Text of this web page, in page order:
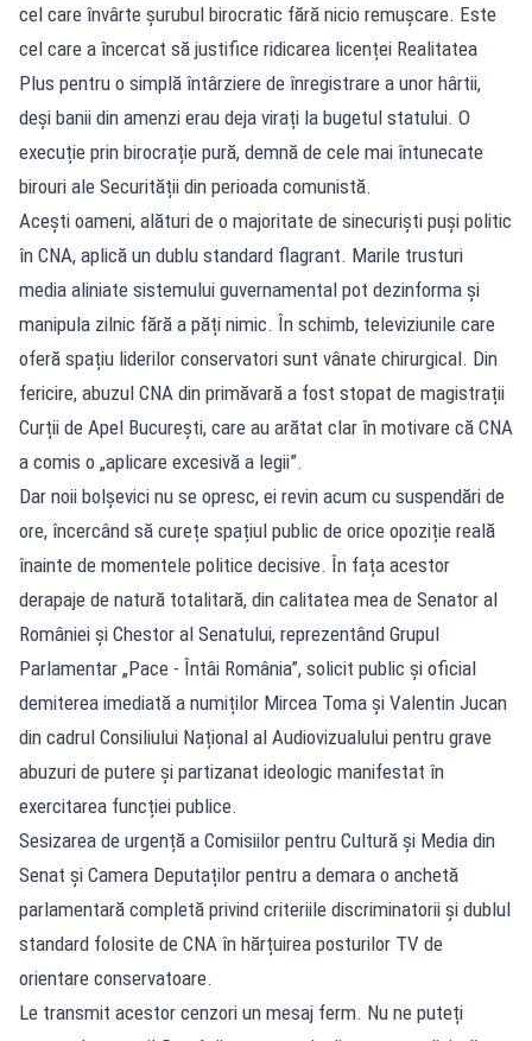
cel care învârte șurubul birocratic fără nicio remușcare. Este
cel care a încercat să justifice ridicarea licenței Realitatea
Plus pentru o simplă întârziere de înregistrare a unor hârtii,
deși banii din amenzi erau deja virați la bugetul statului. O
execuție prin birocrație pură, demnă de cele mai întunecate
birouri ale Securității din perioada comunistă.
Acești oameni, alături de o majoritate de sinecuriști puși politic
în CNA, aplică un dublu standard flagrant. Marile trusturi
media aliniate sistemului guvernamental pot dezinforma și
manipula zilnic fără a păți nimic. În schimb, televiziunile care
oferă spațiu liderilor conservatori sunt vânate chirurgical. Din
fericire, abuzul CNA din primăvară a fost stopat de magistrații
Curții de Apel București, care au arătat clar în motivare că CNA
a comis o „aplicare excesivă a legii”.
Dar noii bolșevici nu se opresc, ei revin acum cu suspendări de
ore, încercând să curețe spațiul public de orice opoziție reală
înainte de momentele politice decisive. În fața acestor
derapaje de natură totalitară, din calitatea mea de Senator al
României și Chestor al Senatului, reprezentând Grupul
Parlamentar „Pace - Întâi România”, solicit public și oficial
demiterea imediată a numiților Mircea Toma și Valentin Jucan
din cadrul Consiliului Național al Audiovizualului pentru grave
abuzuri de putere și partizanat ideologic manifestat în
exercitarea funcției publice.
Sesizarea de urgență a Comisiilor pentru Cultură și Media din
Senat și Camera Deputaților pentru a demara o anchetă
parlamentară completă privind criteriile discriminatorii și dublul
standard folosite de CNA în hărțuirea posturilor TV de
orientare conservatoare.
Le transmit acestor cenzori un mesaj ferm. Nu ne puteți